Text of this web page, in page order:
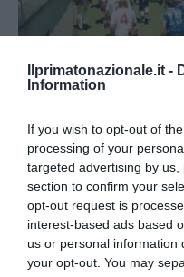
Ilprimatonazionale.it -
Information
If you wish to opt-out of
processing of your
targeted advertising by
section to confirm your
opt-out request is
interest-based ads based
us or personal information
your opt-out. You may
Inghilterra-
15